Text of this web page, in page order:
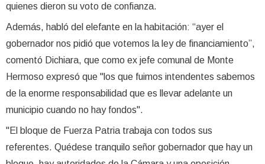
quienes dieron su voto de confianza.
Además, habló del elefante en la habitación: “ayer el
gobernador nos pidió que votemos la ley de financiamiento”,
comentó Dichiara, que como ex jefe comunal de Monte
Hermoso expresó que "los que fuimos intendentes sabemos
de la enorme responsabilidad que es llevar adelante un
municipio cuando no hay fondos".
"El bloque de Fuerza Patria trabaja con todos sus
referentes. Quédese tranquilo señor gobernador que hay un